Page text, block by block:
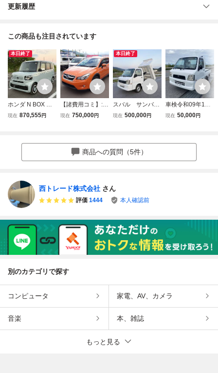
更新履歴
この商品も注目されています
本日終了
ホンダ N BOX 年
式令和6年4月 走
現在 870,555円
【諸費用コミ】:平
成26年 インプレ
ナビ Bカメラ ETC
車検令和9年12月
現在 750,000円
本日終了
スバル サンバー
トラック●ダンブ
速マニュアル●4W
D●ELシフト●
現在 500,000円
車検令和09年1月
まで * スバル サ
現在 50,000円
商品への質問（5件）
西トレード株式会社 さん
評価 1444 本人確認前
別のカテゴリで探す
コンピュータ 家電、AV、カメラ
音楽 本、雑誌
もっと見る